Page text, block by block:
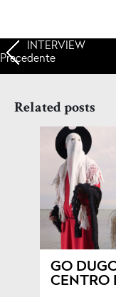
INTERVIEW
Precedente
Related posts
GO
CENTRO